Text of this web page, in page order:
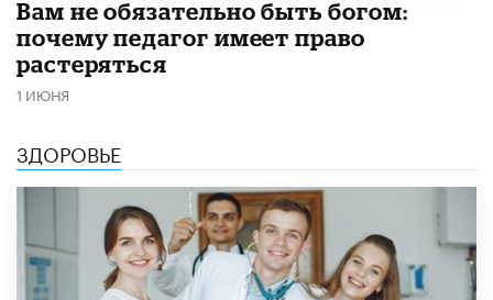
​Вам не обязательно быть богом:
почему педагог имеет право
растеряться
1 ИЮНЯ
ЗДОРОВЬЕ